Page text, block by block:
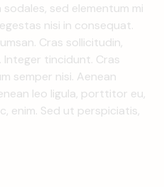
sed elementum mi
nisi in consequat.
Cras sollicitudin,
Integer tincidunt. Cras
semper nisi. Aenean
leo ligula, porttitor eu,
enim. Sed ut perspiciatis,